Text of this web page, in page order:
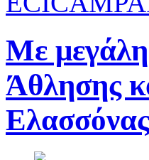
Με μεγάλη
Άθλησης
Ελασσόνας